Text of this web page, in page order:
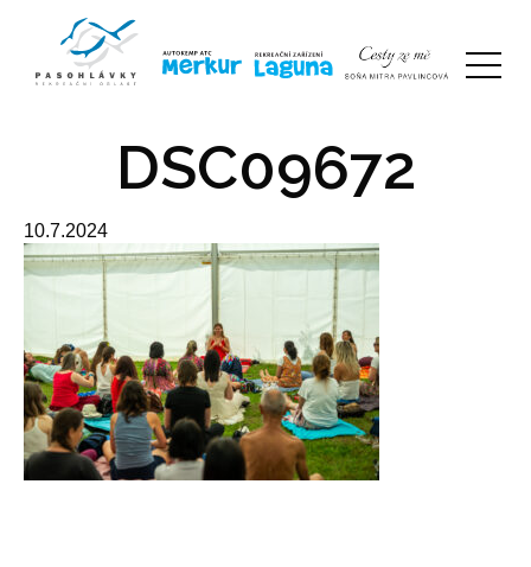
DSC09672
10.7.2024